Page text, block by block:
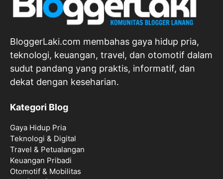
BloggerLaki.com membahas gaya hidup pria,
teknologi, keuangan, travel, dan otomotif dalam
sudut pandang yang praktis, informatif, dan
dekat dengan keseharian.
Kategori Blog
Gaya Hidup Pria
Teknologi & Digital
Travel & Petualangan
Keuangan Pribadi
Otomotif & Mobilitas